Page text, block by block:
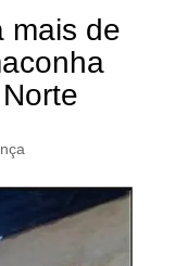
mais de